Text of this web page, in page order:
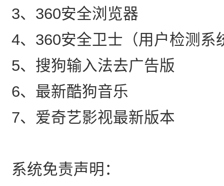
3、360安全浏览器
4、360安全卫士（用户检测系
5、搜狗输入法去广告版
6、最新酷狗音乐
7、爱奇艺影视最新版本
系统免责声明：